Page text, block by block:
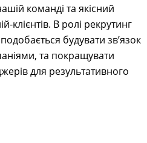
команді та якісний
клієнтів. В ролі рекрутинг
будувати зв’язок
та покращувати
для результативного